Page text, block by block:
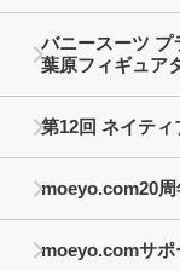
バニースーツ プ
葉原フィギュア
第12回 ネイティ
moeyo.com20
moeyo.comサポ